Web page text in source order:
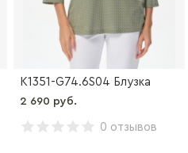
K1351-G74.6S04 Блузка
2 690 руб.
0 отзывов